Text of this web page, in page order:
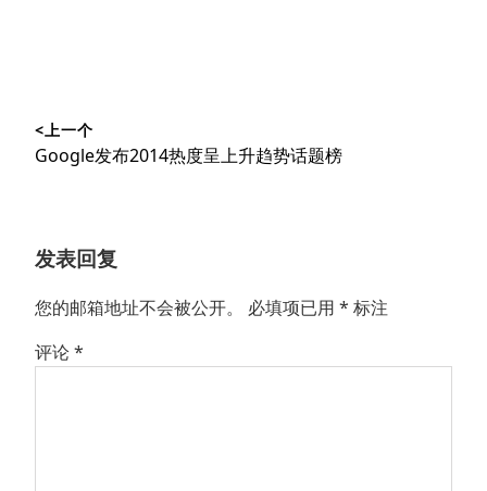
章
<上一个
上
Google发布2014热度呈上升趋势话题榜
发表回复
您的邮箱地址不会被公开。 必填项已用 * 标注
评论*